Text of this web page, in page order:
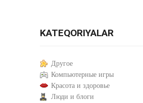
KATEQORIYALAR
Другое
Компьютерные игры
Красота и здоровье
Люди и блоги